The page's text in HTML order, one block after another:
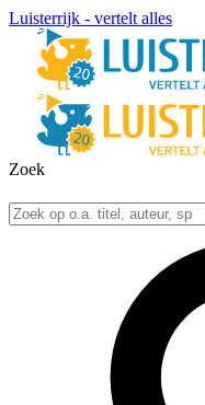
Luisterrijk - vertelt alles
Zoek